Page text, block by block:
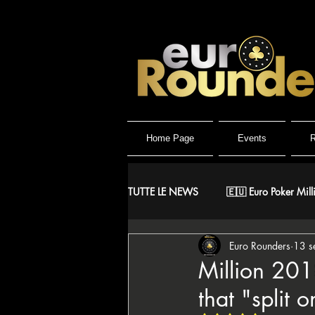
Home Page Events
TUTTE LE NEWS 🇪🇺 Euro Poker
🐺 Wolf Millionaire 🐺 Wolf
🇪🇸 CNP Circuito Nacional de
Million
that "split
Euro Rounders 13